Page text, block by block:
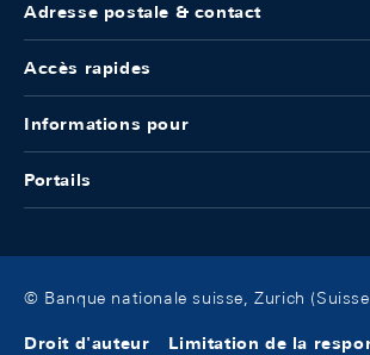
Adresse postale & contact
Accès rapides
Informations pour
Portails
© Banque nationale suisse, Zurich
Droit d'auteur Limitation de la